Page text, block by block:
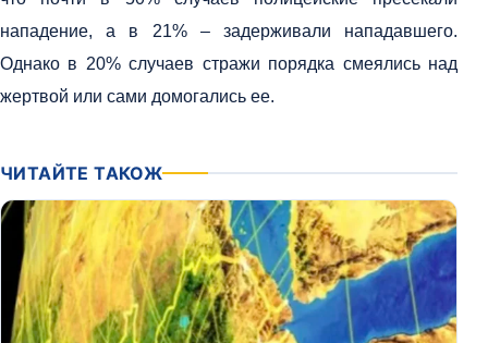
нападение, а в 21% – задерживали нападавшего.
Однако в 20% случаев стражи порядка смеялись над
жертвой или сами домогались ее.
ЧИТАЙТЕ ТАКОЖ